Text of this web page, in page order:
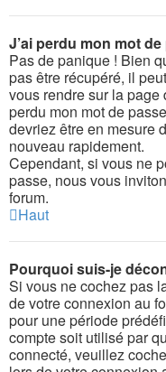
J’ai perdu mon mot
Pas de panique ! Bien
pas être récupéré, il
vous rendre sur la page
perdu mon mot de
devriez être en mesure
nouveau rapidement.
Cependant, si vous ne
passe, nous vous
forum.
Haut
Pourquoi suis-je
Si vous ne cochez pas
de votre connexion au
pour une période
compte soit utilisé par
connecté, veuillez